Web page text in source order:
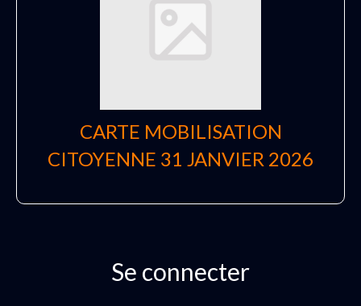
CARTE MOBILISATION
CITOYENNE 31 JANVIER 2026
Se connecter